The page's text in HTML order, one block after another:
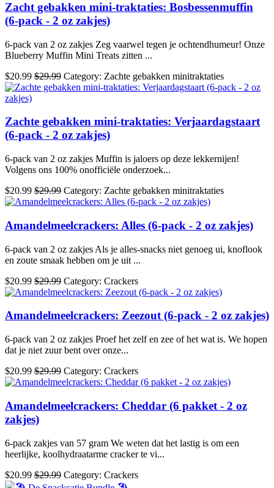
Zacht gebakken mini-traktaties: Bosbessenmuffin
(6-pack - 2 oz zakjes)
6-pack van 2 oz zakjes Zeg vaarwel tegen je ochtendhumeur! Onze
Blueberry Muffin Mini Treats zitten ...
$20.99 $29.99 Category: Zachte gebakken minitraktaties
Zachte gebakken mini-traktaties: Verjaardagstaart
(6-pack - 2 oz zakjes)
6-pack van 2 oz zakjes Muffin is jaloers op deze lekkernijen!
Volgens ons 100% onofficiële onderzoek...
$20.99 $29.99 Category: Zachte gebakken minitraktaties
Amandelmeelcrackers: Alles (6-pack - 2 oz zakjes)
6-pack van 2 oz zakjes Als je alles-snacks niet genoeg ui, knoflook
en zoute smaak hebben om je uit ...
$20.99 $29.99 Category: Crackers
Amandelmeelcrackers: Zeezout (6-pack - 2 oz zakjes)
6-pack van 2 oz zakjes Proef het zelf en zee of het wat is. We hopen
dat je niet zuur bent over onze...
$20.99 $29.99 Category: Crackers
Amandelmeelcrackers: Cheddar (6 pakket - 2 oz
zakjes)
6-pack zakjes van 57 gram We weten dat het lastig is om een
heerlijke, koolhydraatarme cracker te vi...
$20.99 $29.99 Category: Crackers